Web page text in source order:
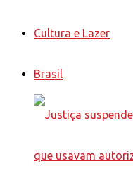
Cultura e Lazer
Brasil